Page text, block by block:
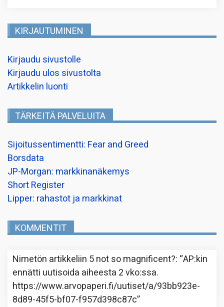
KIRJAUTUMINEN
Kirjaudu sivustolle
Kirjaudu ulos sivustolta
Artikkelin luonti
TÄRKEITÄ PALVELUITA
Sijoitussentimentti: Fear and Greed
Borsdata
JP-Morgan: markkinanäkemys
Short Register
Lipper: rahastot ja markkinat
KOMMENTIT
Nimetön artikkeliin 5 not so magnificent?: “AP:kin
ennätti uutisoida aiheesta 2 vko:ssa.
https://www.arvopaperi.fi/uutiset/a/93bb923e-
8d89-45f5-bf07-f957d398c87c”